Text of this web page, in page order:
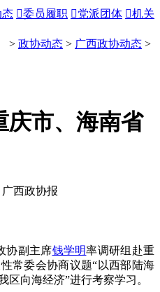
态 委员履职 党派团体 机关
> 政协动态 > 广西政协动态 >
庆市、海南省
西政协报
副主席钱学明率调研组赴重
常委会协商议题“以西部陆海
区向海经济”进行考察学习。